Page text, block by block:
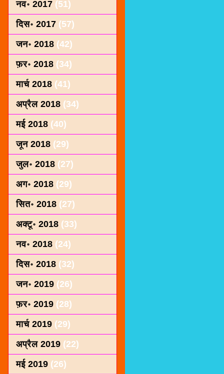
नव॰ 2017 (51)
दिस॰ 2017 (57)
जन॰ 2018 (42)
फ़र॰ 2018 (34)
मार्च 2018 (41)
अप्रैल 2018 (34)
मई 2018 (40)
जून 2018 (29)
जुल॰ 2018 (27)
अग॰ 2018 (29)
सित॰ 2018 (27)
अक्टू॰ 2018 (33)
नव॰ 2018 (24)
दिस॰ 2018 (32)
जन॰ 2019 (26)
फ़र॰ 2019 (28)
मार्च 2019 (29)
अप्रैल 2019 (22)
मई 2019 (26)